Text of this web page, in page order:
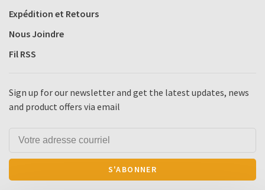
Expédition et Retours
Nous Joindre
Fil RSS
Sign up for our newsletter and get the latest updates, news
and product offers via email
S'ABONNER